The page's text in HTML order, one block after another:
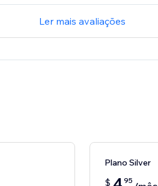
Ler mais avaliações
Plano Silver
$ 95